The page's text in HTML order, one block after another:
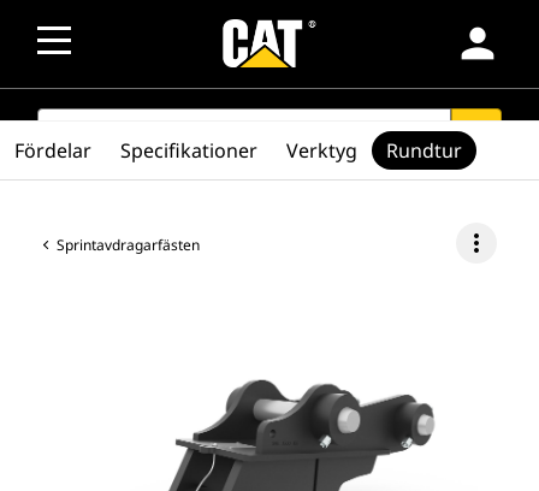
person
SEARCH search
Sprintavdragarfästen more_vert
Fördelar Specifikationer Verktyg Rundtur